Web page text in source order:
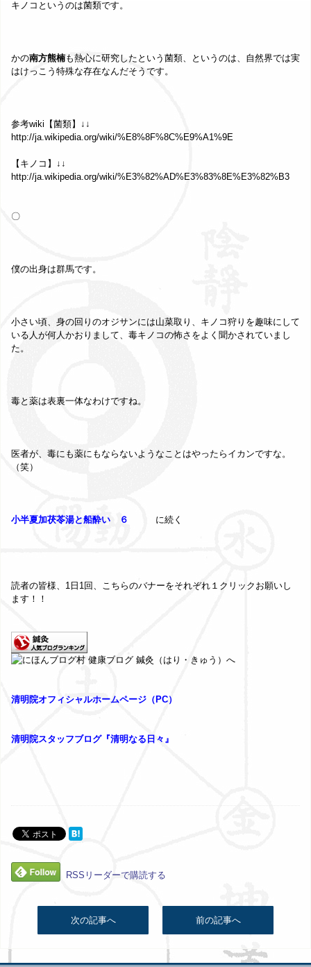
キノコというのは菌類です。
かの南方熊楠も熱心に研究したという菌類、というのは、自然界では実
はけっこう特殊な存在なんだそうです。
参考wiki【菌類】↓↓
http://ja.wikipedia.org/wiki/%E8%8F%8C%E9%A1%9E
【キノコ】↓↓
http://ja.wikipedia.org/wiki/%E3%82%AD%E3%83%8E%E3%82%B3
〇
僕の出身は群馬です。
小さい頃、身の回りのオジサンには山菜取り、キノコ狩りを趣味にして
いる人が何人かおりまして、毒キノコの怖さをよく聞かされていまし
た。
毒と薬は表裏一体なわけですね。
医者が、毒にも薬にもならないようなことはやったらイカンですな。
（笑）
小半夏加茯苓湯と船酔い ６ に続く
読者の皆様、1日1回、こちらのバナーをそれぞれ１クリックお願いし
ます！！
清明院オフィシャルホームページ（PC）
清明院スタッフブログ『清明なる日々』
RSSリーダーで購読する
次の記事へ 前の記事へ